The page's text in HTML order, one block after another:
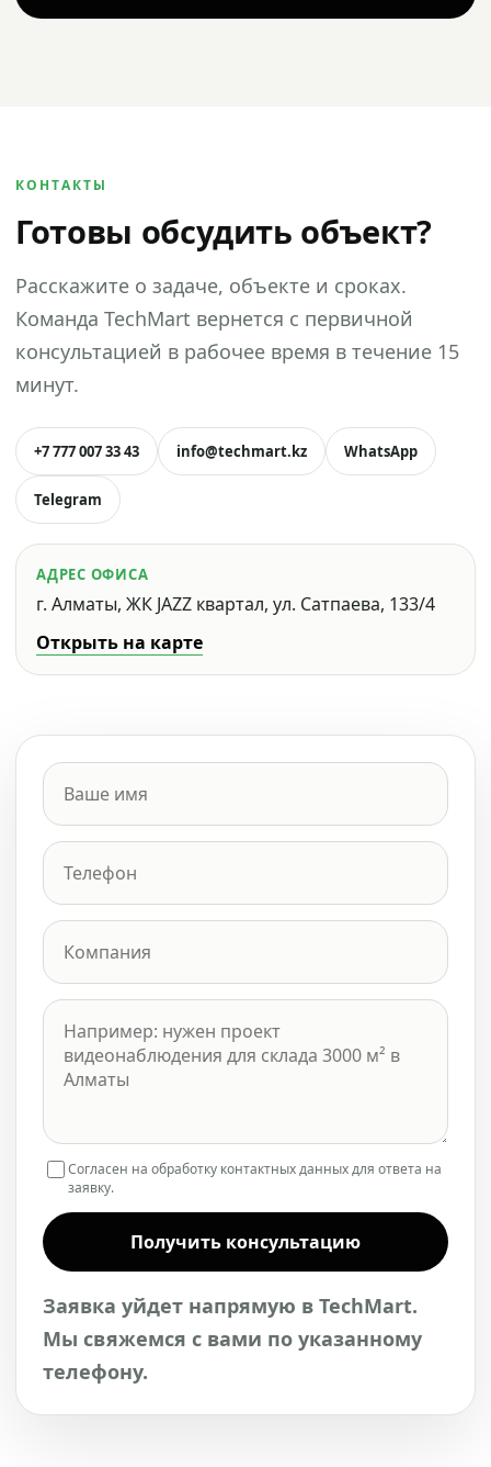
КОНТАКТЫ
Готовы обсудить объект?
Расскажите о задаче, объекте и сроках.
Команда TechMart вернется с первичной
консультацией в рабочее время в течение 15
минут.
+7 777 007 33 43 info@techmart.kz WhatsApp
Telegram
АДРЕС ОФИСА
г. Алматы, ЖК JAZZ квартал, ул. Сатпаева, 133/4
Открыть на карте
Согласен на обработку контактных данных для ответа на
заявку.
Получить консультацию
Заявка уйдет напрямую в TechMart.
Мы свяжемся с вами по указанному
телефону.